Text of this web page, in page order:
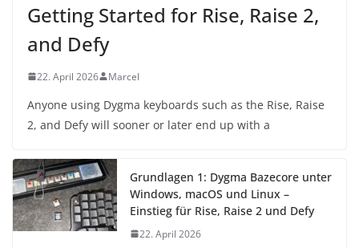
Getting Started for Rise, Raise 2,
and Defy
22. April 2026 Marcel
Anyone using Dygma keyboards such as the Rise, Raise
2, and Defy will sooner or later end up with a
Grundlagen 1: Dygma Bazecore unter
Windows, macOS und Linux –
Einstieg für Rise, Raise 2 und Defy
22. April 2026